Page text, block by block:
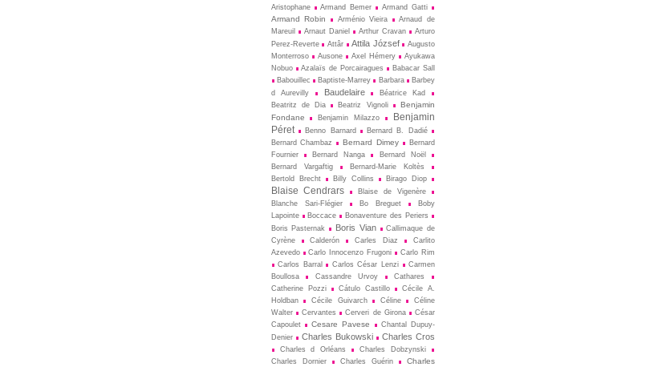
Aristophane
Armand Bemer Armand Gatti
Armand Robin Arménio Vieira
Arnaud de
Mareuil
Arnaut Daniel Arthur Cravan
Arturo
Perez-Reverte
Attâr Attila József
Augusto
Monterroso
Ausone Axel Hémery
Ayukawa
Nobuo
Azalaïs de Porcairagues
Babacar Sall
Babouillec
Baptiste-Marrey Barbara
Barbey
d Aurevilly
Baudelaire
Béatrice Kad
Beatritz de Dia
Beatriz Vignoli
Benjamin
Fondane
Benjamin Milazzo
Benjamin
Péret
Benno Barnard
Bernard B. Dadié
Bernard Chambaz
Bernard Dimey
Bernard
Fournier
Bernard Nanga
Bernard Noël
Bernard Vargaftig
Bernard-Marie Koltès
Bertold Brecht
Billy Collins Birago Diop
Blaise Cendrars
Blaise de Vigenère
Blanche Sari-Flégier
Bo Breguet
Boby
Lapointe
Boccace
Bonaventure des Periers
Boris Pasternak
Boris Vian
Callimaque de
Cyrène
Cal­derón Carles Diaz
Carlito
Azevedo
Carlo Innocenzo Frugoni
Carlo Rim
Carlos Barral
Carlos César Lenzi
Carmen
Boullosa
Cassandre Urvoy
Cathares
Catherine Pozzi
Cátulo Castillo
Cécile A.
Holdban
Cécile Guivarch Céline
Céline
Walter
Cervantes Cerveri de Girona
César
Capoulet
Cesare Pavese
Chantal Dupuy-
Denier
Charles Bukowski Charles Cros
Charles d Orléans
Charles Dobzynski
Charles Dornier
Charles Guérin
Charles